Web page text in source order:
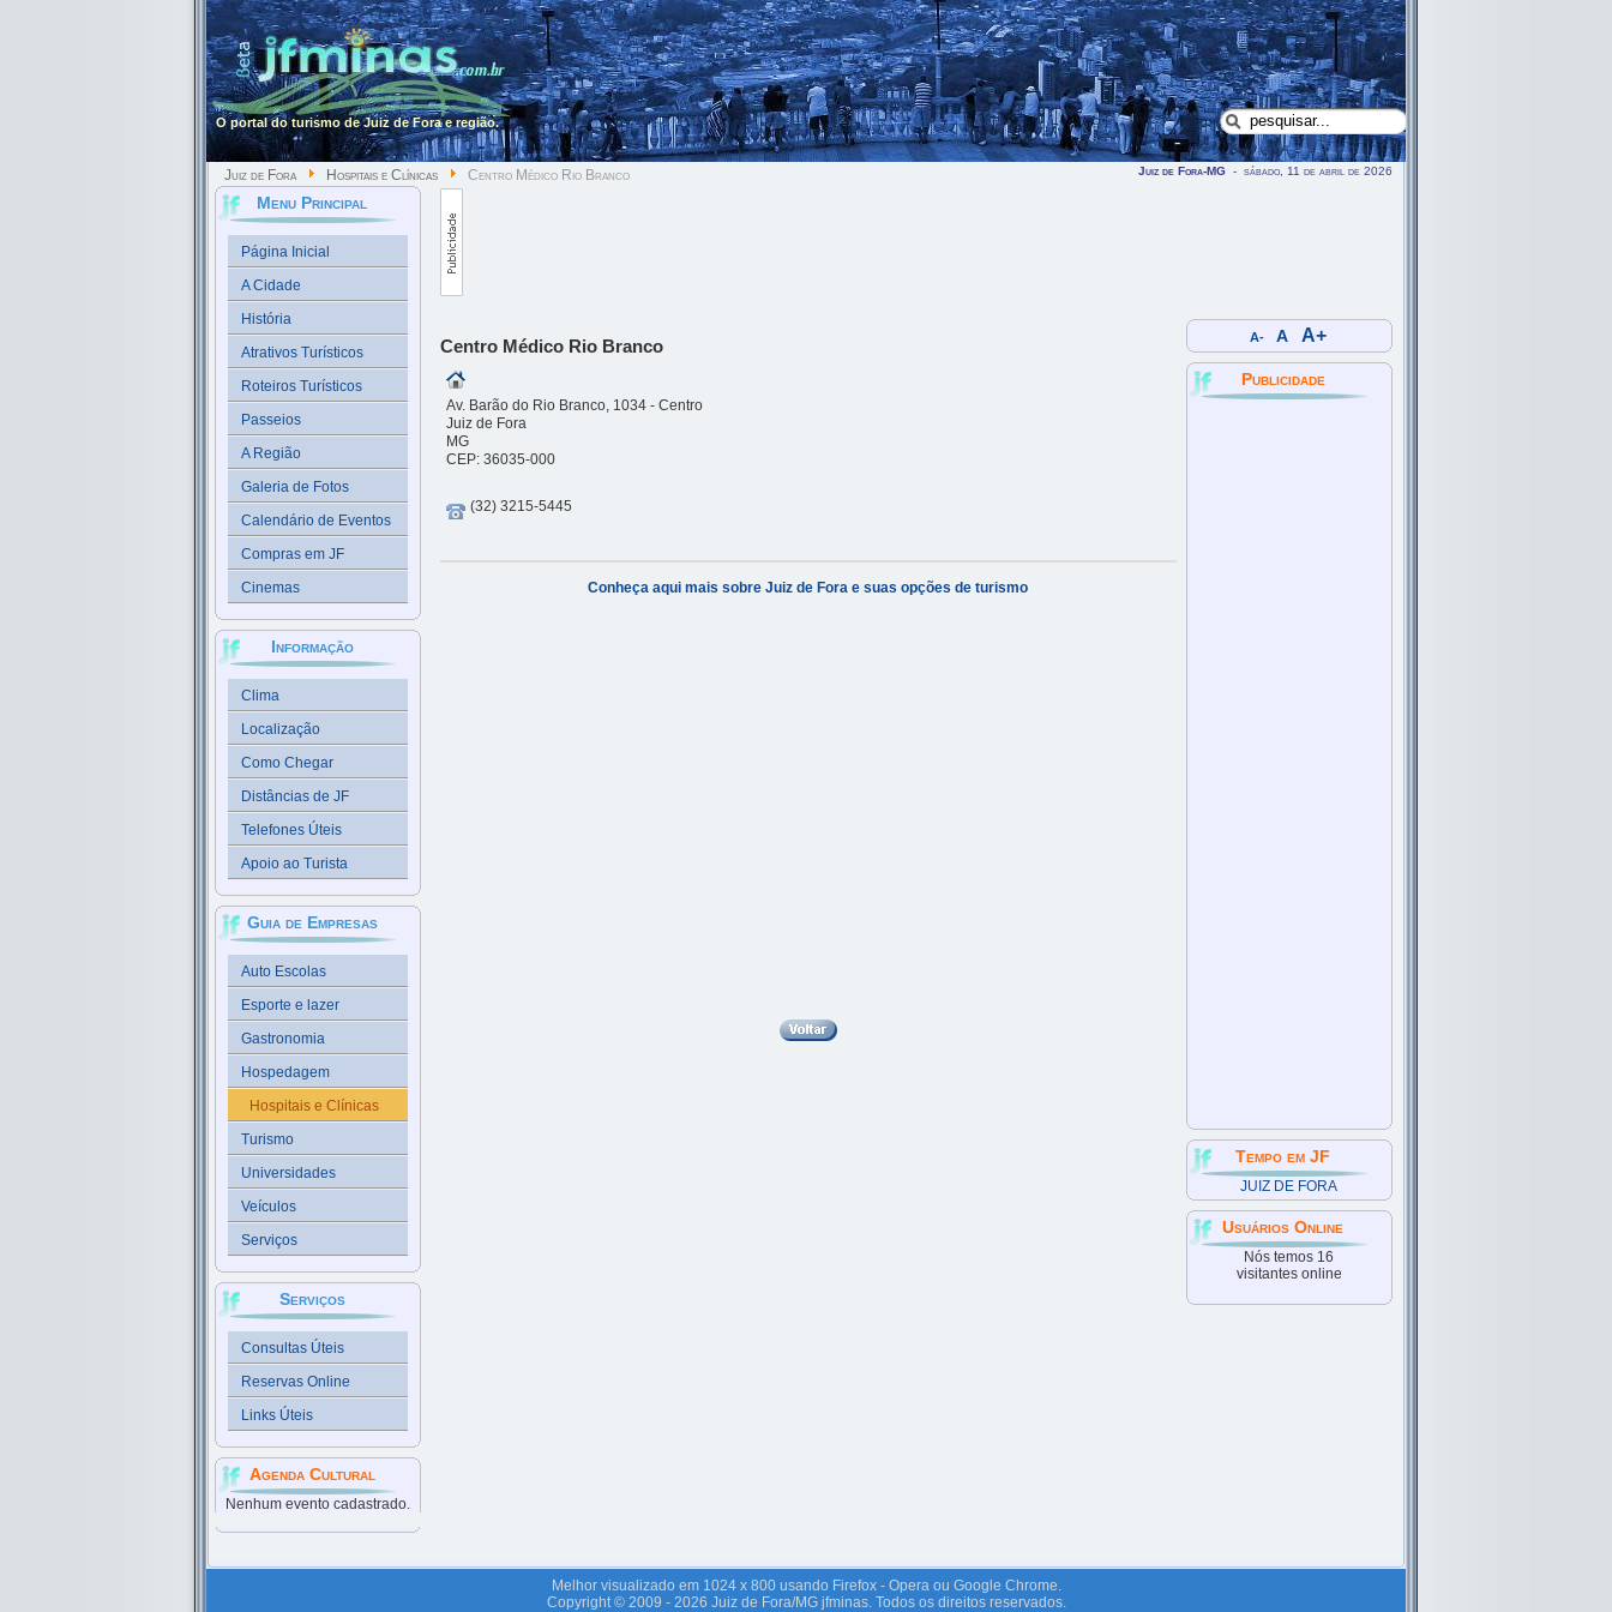
O portal do turismo de Juiz de Fora e região.
Juiz de Fora Hospitais e Clínicas Centro Médico Rio Branco Juiz de Fora-MG - sábado, 11 de abril de 2026
Menu Principal
Página Inicial
A Cidade
História
Atrativos Turísticos
Roteiros Turísticos
Passeios
A Região
Galeria de Fotos
Calendário de Eventos
Compras em JF
Cinemas
Informação
Clima
Localização
Como Chegar
Distâncias de JF
Telefones Úteis
Apoio ao Turista
Guia de Empresas
Auto Escolas
Esporte e lazer
Gastronomia
Hospedagem
Hospitais e Clínicas
Turismo
Universidades
Veículos
Serviços
Serviços
Consultas Úteis
Reservas Online
Links Úteis
Agenda Cultural
Nenhum evento cadastrado.
Centro Médico Rio Branco
Av. Barão do Rio Branco, 1034 - Centro
Juiz de Fora
MG
CEP: 36035-000
(32) 3215-5445
Conheça aqui mais sobre Juiz de Fora e suas opções de turismo
A- A A+
Publicidade
Tempo em JF
JUIZ DE FORA
Usuários Online
Nós temos 16
visitantes online
Melhor visualizado em 1024 x 800 usando Firefox - Opera ou Google Chrome.
Copyright © 2009 - 2026 Juiz de Fora/MG jfminas. Todos os direitos reservados.